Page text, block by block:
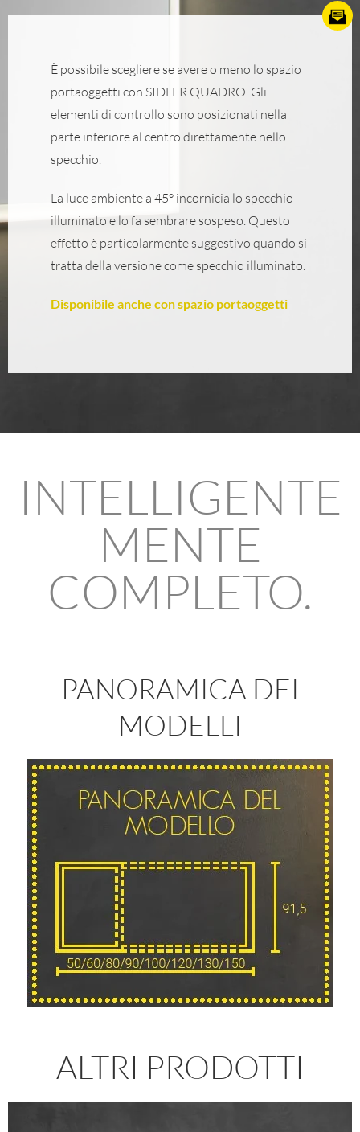
È possibile scegliere se avere o meno lo spazio
portaoggetti con SIDLER QUADRO. Gli
elementi di controllo sono posizionati nella
parte inferiore al centro direttamente nello
specchio.
La luce ambiente a 45° incornicia lo specchio
illuminato e lo fa sembrare sospeso. Questo
effetto è particolarmente suggestivo quando si
tratta della versione come specchio illuminato.
Disponibile anche con spazio portaoggetti
INTELLIGENTE
MENTE
COMPLETO.
PANORAMICA DEI
MODELLI
ALTRI PRODOTTI